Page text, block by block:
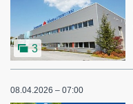
3
08.04.2026 – 07:00